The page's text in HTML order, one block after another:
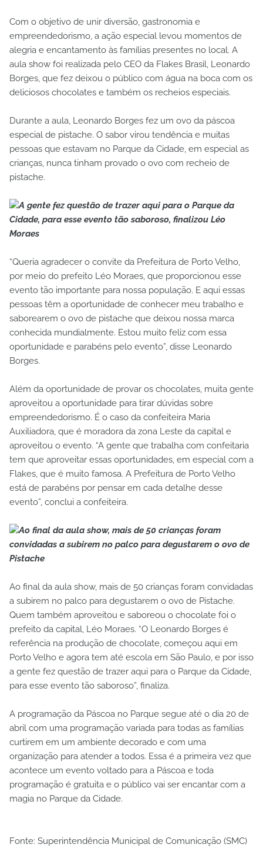
Com o objetivo de unir diversão, gastronomia e
empreendedorismo, a ação especial levou momentos de
alegria e encantamento às famílias presentes no local. A
aula show foi realizada pelo CEO da Flakes Brasil, Leonardo
Borges, que fez deixou o público com água na boca com os
deliciosos chocolates e também os recheios especiais.
Durante a aula, Leonardo Borges fez um ovo da páscoa
especial de pistache. O sabor virou tendência e muitas
pessoas que estavam no Parque da Cidade, em especial as
crianças, nunca tinham provado o ovo com recheio de
pistache.
A gente fez questão de trazer aqui para o Parque da
Cidade, para esse evento tão saboroso, finalizou Léo
Moraes
“Queria agradecer o convite da Prefeitura de Porto Velho,
por meio do prefeito Léo Moraes, que proporcionou esse
evento tão importante para nossa população. E aqui essas
pessoas têm a oportunidade de conhecer meu trabalho e
saborearem o ovo de pistache que deixou nossa marca
conhecida mundialmente. Estou muito feliz com essa
oportunidade e parabéns pelo evento”, disse Leonardo
Borges.
Além da oportunidade de provar os chocolates, muita gente
aproveitou a oportunidade para tirar dúvidas sobre
empreendedorismo. É o caso da confeiteira Maria
Auxiliadora, que é moradora da zona Leste da capital e
aproveitou o evento. “A gente que trabalha com confeitaria
tem que aproveitar essas oportunidades, em especial com a
Flakes, que é muito famosa. A Prefeitura de Porto Velho
está de parabéns por pensar em cada detalhe desse
evento”, conclui a confeiteira.
Ao final da aula show, mais de 50 crianças foram
convidadas a subirem no palco para degustarem o ovo de
Pistache
Ao final da aula show, mais de 50 crianças foram convidadas
a subirem no palco para degustarem o ovo de Pistache.
Quem também aproveitou e saboreou o chocolate foi o
prefeito da capital, Léo Moraes. “O Leonardo Borges é
referência na produção de chocolate, começou aqui em
Porto Velho e agora tem até escola em São Paulo, e por isso
a gente fez questão de trazer aqui para o Parque da Cidade,
para esse evento tão saboroso”, finaliza.
A programação da Páscoa no Parque segue até o dia 20 de
abril com uma programação variada para todas as famílias
curtirem em um ambiente decorado e com uma
organização para atender a todos. Essa é a primeira vez que
acontece um evento voltado para a Páscoa e toda
programação é gratuita e o público vai ser encantar com a
magia no Parque da Cidade.
Fonte: Superintendência Municipal de Comunicação (SMC)